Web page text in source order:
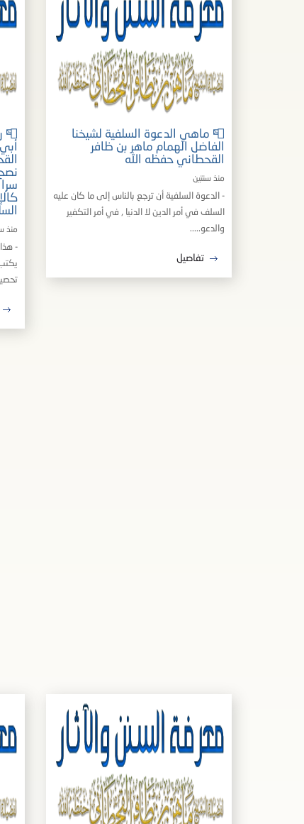
📮 ماهي الدعوة السلفية لشيخنا
الفاضل الهمام ماهر بن ظافر
القحطاني حفظه الله
منذ سنتين
- الدعوة السلفية أن ترجع بالناس إلى ما كان عليه
السلف في أمر الدين لا الدنيا ٫ في أمر التكفير
والدعو.....
تفاصيل
منذ
-